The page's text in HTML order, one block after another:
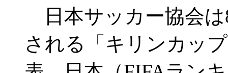
日本サッカー協会は
される「キリンカッ